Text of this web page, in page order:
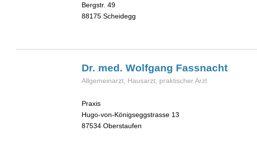
Bergstr. 49
88175 Scheidegg
Dr. med. Wolfgang Fassnacht
Allgemeinarzt, Hausarzt, praktischer Arzt
Praxis
Hugo-von-Königseggstrasse 13
87534 Oberstaufen